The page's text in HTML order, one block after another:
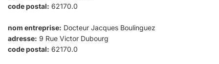
code postal: 62170.0
nom entreprise: Docteur Jacques Boulinguez
adresse: 9 Rue Victor Dubourg
code postal: 62170.0